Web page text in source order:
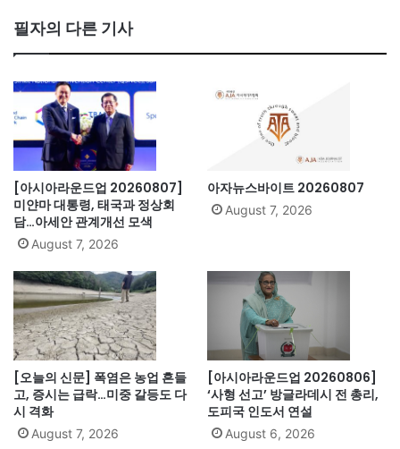
필자의 다른 기사
[아시아라운드업 20260807]
미얀마 대통령, 태국과 정상회
담…아세안 관계개선 모색
August 7, 2026
아자뉴스바이트 20260807
August 7, 2026
[오늘의 신문] 폭염은 농업 흔들
고, 증시는 급락…미중 갈등도 다
시 격화
August 7, 2026
[아시아라운드업 20260806]
‘사형 선고’ 방글라데시 전 총리,
도피국 인도서 연설
August 6, 2026